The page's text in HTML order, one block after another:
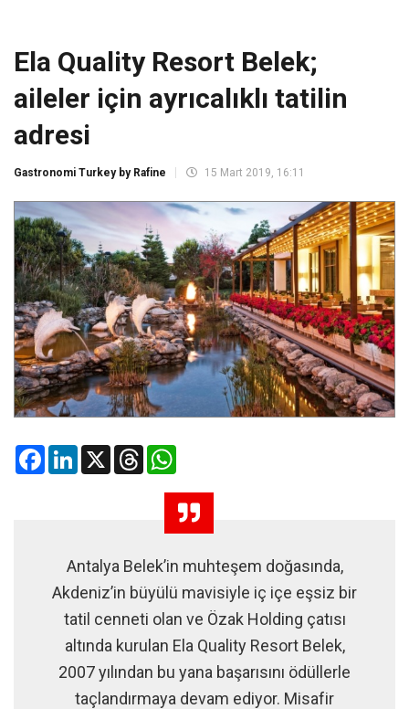
Ela Quality Resort Belek;
aileler için ayrıcalıklı tatilin
adresi
Gastronomi Turkey by Rafine 15 Mart 2019, 16:11
FacebookLinkedIn
X Threads
Antalya Belek’in muhteşem doğasında,
Akdeniz’in büyülü mavisiyle iç içe eşsiz bir
tatil cenneti olan ve Özak Holding çatısı
altında kurulan Ela Quality Resort Belek,
2007 yılından bu yana başarısını ödüllerle
taçlandırmaya devam ediyor. Misafir